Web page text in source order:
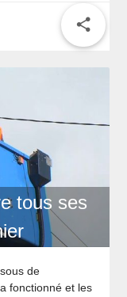
share
tous ses
de
fonctionné et les